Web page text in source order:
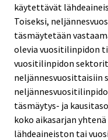
käytettävät
Toiseksi,
täsmäytetään
olevia vuositilinpidon
vuositilinpidon
neljännesvuosittaisiin
täsmäytys- ja
koko aikasarjan
lähdeaineiston tai